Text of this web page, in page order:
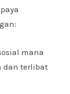
mana
dan terlibat